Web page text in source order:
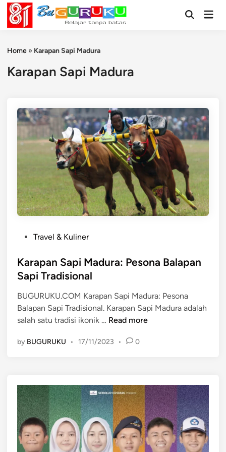
Skip
content
OpenMain
Home » Karapan Sapi Madura
Karapan Sapi Madura
s
t
d
i
n
Travel & Kuliner
Karapan Sapi Madura: Pesona Balapan
Sapi Tradisional
BUGURUKU.COM Karapan Sapi Madura: Pesona
Balapan Sapi Tradisional. Karapan Sapi Madura adalah
salah satu tradisi ikonik … K
r
n
S
a
p
Read more
by BUGURUKU • 17/11/2023 • 0